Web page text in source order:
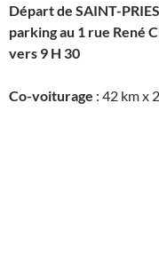
Départ de SAINT-
parking au 1 rue René
vers 9 H 30
Co-voiturage : 42 km x